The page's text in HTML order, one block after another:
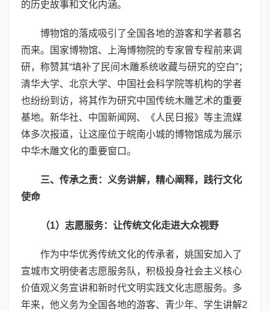
的历史故事和文化内涵。
博物馆的落成吸引了全国各地的游客和学者慕名
而来。国家博物馆、上海博物院的专家曾专程前来调
研，称赞其“填补了民间木雕系统收藏与研究的空白”；
清华大学、北京大学、中国社会科学院等机构的学者
也纷纷到访，将其作为研究中国传统木雕艺术的重要
基地。新华社、中国新闻网、《人民日报》等主流媒
体多次报道，让这座位于皖南小城的博物馆成为展示
中华木雕文化的重要窗口。
三、传承之责：义务讲解，精心阐释，践行文化
使命
（1）志愿服务：让传统文化走进大众视野
作为中华优秀传统文化的传承者，姚国安加入了
宣城市文明使者志愿服务队，积极投身社会主义核心
价值观义务宣讲和新时代文明实践文化志愿服务。多
年来，他义务为全国各地的游客、青少年、学生讲解2